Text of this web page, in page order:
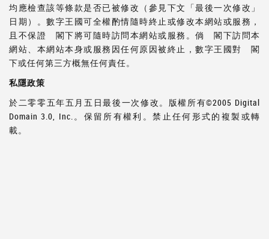
均應檢查該等條款是否已被修改（參見下文「最後一次修改」
日期）。數字王國可全權酌情隨時終止或修改本網站或服務，
且不保證 閣下將可隨時訪問本網站或服務。倘 閣下訪問本
網站、本網站本身或服務因任何原因被終止，數字王國對 閣
下或任何第三方概無任何責任。
私隱政策
於二零零五年五月五日最後一次修改。版權所有©2005 Digital
Domain 3.0, Inc.。保留所有權利。禁止任何形式的複製或轉
載。